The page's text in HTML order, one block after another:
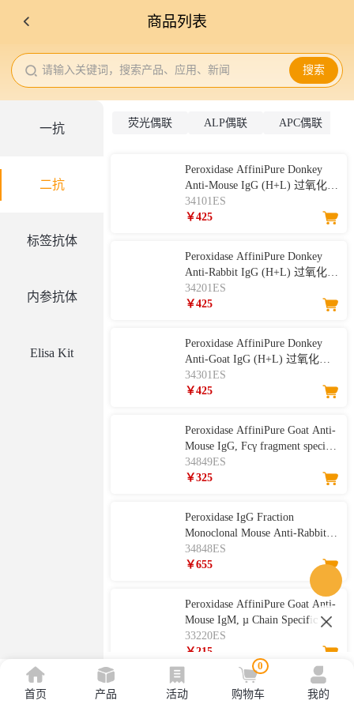
商品列表
请输入关键词，搜索产品、应用、新闻 搜索
一抗
二抗
标签抗体
内参抗体
Elisa Kit
荧光偶联 ALP偶联 APC偶联
Peroxidase AffiniPure Donkey
Anti-Mouse IgG (H+L) 过氧化物
酶标记驴抗小鼠 IgG (H+L)
34101ES
￥425
Peroxidase AffiniPure Donkey
Anti-Rabbit IgG (H+L) 过氧化物
酶标记驴抗兔IgG（H+L）
34201ES
￥425
Peroxidase AffiniPure Donkey
Anti-Goat IgG (H+L) 过氧化物
酶标记驴抗山羊 IgG (H+L)
34301ES
￥425
Peroxidase AffiniPure Goat Anti-
Mouse IgG, Fcγ fragment specific
过氧化物酶标记山羊抗鼠IgG，
Fcγ片段
34849ES
￥325
Peroxidase IgG Fraction
Monoclonal Mouse Anti-Rabbit
IgG, light chain specific 过氧化
物酶IgG片段单克隆小鼠抗兔
34848ES
￥655
Peroxidase AffiniPure Goat Anti-
Mouse IgM, µ Chain Specific 过
氧化物酶标记山羊抗小鼠IgM，
µ链特异结合
33220ES
￥215
Peroxidase AffiniPure Goat Anti-
首页 产品 活动
0
购物车 我的